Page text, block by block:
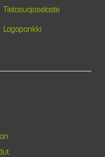
Tietosuojaseloste
Logopankki